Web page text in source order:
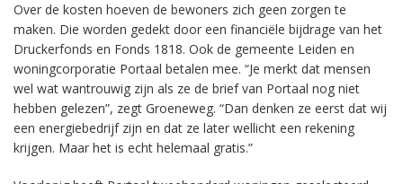
Over de kosten hoeven de bewoners zich geen zorgen te
maken. Die worden gedekt door een financiële bijdrage van het
Druckerfonds en Fonds 1818. Ook de gemeente Leiden en
woningcorporatie Portaal betalen mee. “Je merkt dat mensen
wel wat wantrouwig zijn als ze de brief van Portaal nog niet
hebben gelezen”, zegt Groeneweg. “Dan denken ze eerst dat wij
een energiebedrijf zijn en dat ze later wellicht een rekening
krijgen. Maar het is echt helemaal gratis.”